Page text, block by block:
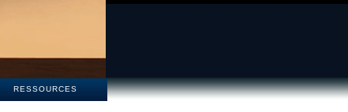
RESSOURCES